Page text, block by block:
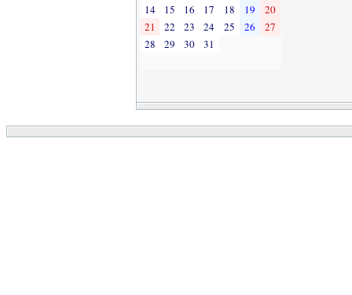
14
15 16 17 18 19
20
21
22 23 24 25 26
27
28
29 30 31